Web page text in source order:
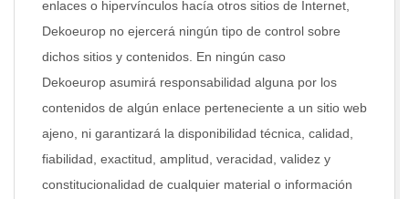
enlaces o hipervínculos hacía otros sitios de Internet,
Dekoeurop no ejercerá ningún tipo de control sobre
dichos sitios y contenidos. En ningún caso
Dekoeurop asumirá responsabilidad alguna por los
contenidos de algún enlace perteneciente a un sitio web
ajeno, ni garantizará la disponibilidad técnica, calidad,
fiabilidad, exactitud, amplitud, veracidad, validez y
constitucionalidad de cualquier material o información